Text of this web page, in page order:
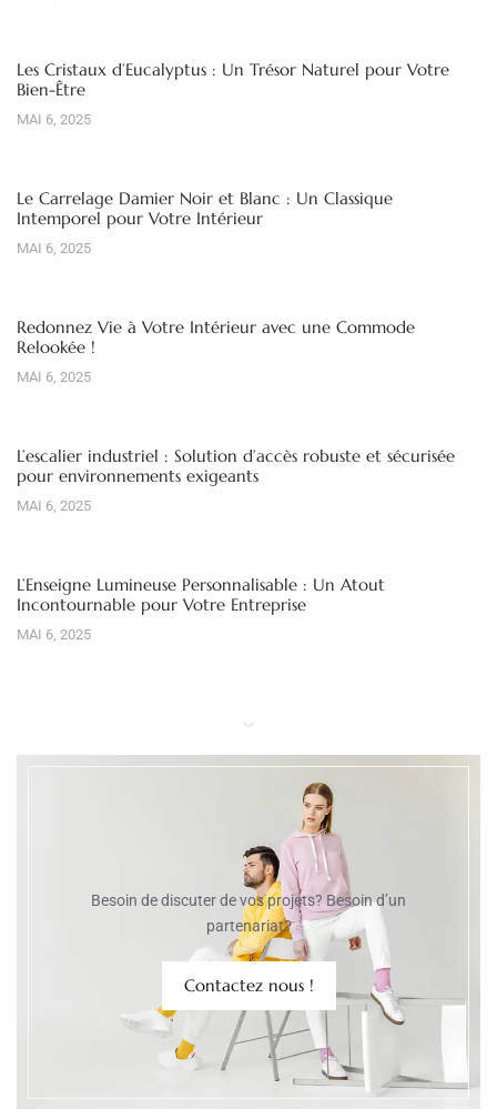
Les Cristaux d’Eucalyptus : Un Trésor Naturel pour Votre
Bien-Être
MAI 6, 2025
Le Carrelage Damier Noir et Blanc : Un Classique
Intemporel pour Votre Intérieur
MAI 6, 2025
Redonnez Vie à Votre Intérieur avec une Commode
Relookée !
MAI 6, 2025
L’escalier industriel : Solution d’accès robuste et sécurisée
pour environnements exigeants
MAI 6, 2025
L’Enseigne Lumineuse Personnalisable : Un Atout
Incontournable pour Votre Entreprise
MAI 6, 2025
Besoin de discuter de vos projets? Besoin d’un
partenariat?
Contactez nous !